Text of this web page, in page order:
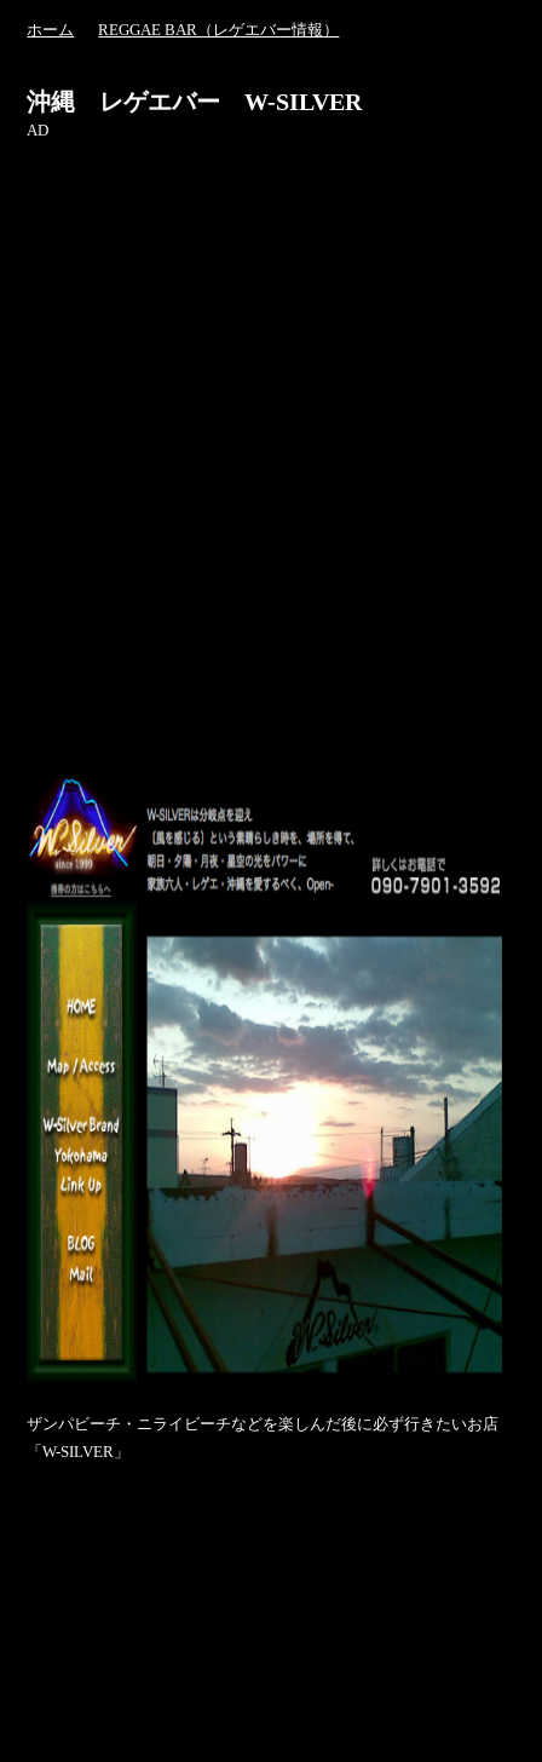
ホーム REGGAE BAR（レゲエバー情報）
沖縄 レゲエバー W-SILVER
AD
ザンパビーチ・ニライビーチなどを楽しんだ後に必ず行きたいお店
「W-SILVER」